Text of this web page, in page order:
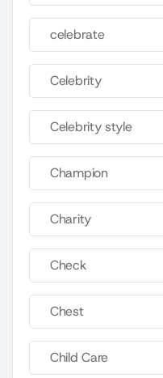
celebrate
Celebrity
Celebrity style
Champion
Charity
Check
Chest
Child Care